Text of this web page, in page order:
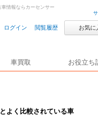
ログイン 閲覧履歴 お気に
車買取 お役立ち
情報ならカーセンサー
よく比較されている車